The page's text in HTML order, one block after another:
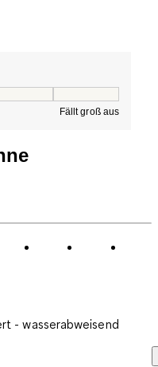
Fällt groß aus
- wasserabweisend